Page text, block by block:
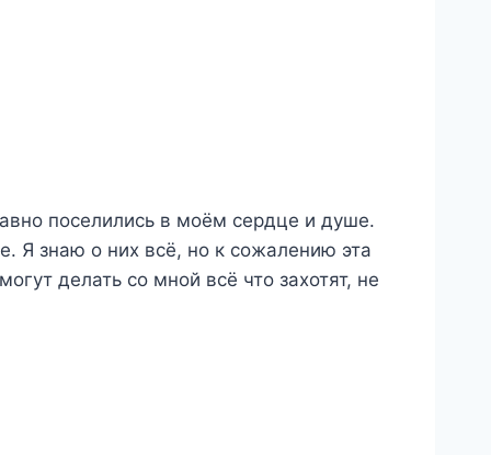
поселились в моём сердце и душе.
Я знаю о них всё, но к сожалению эта
делать со мной всё что захотят, не